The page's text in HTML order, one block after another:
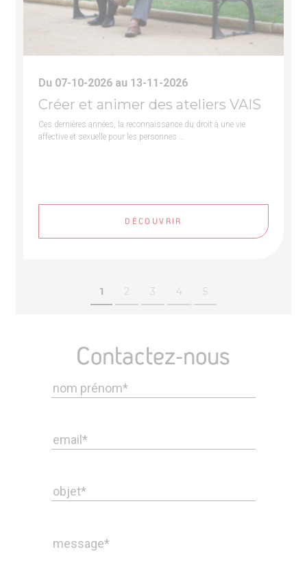
Du 07-10-2026 au 13-11-2026
Créer et animer des ateliers VAIS
Ces dernières années, la reconnaissance du droit à une vie
affective et sexuelle pour les personnes …
DÉCOUVRIR
1 2 3 4 5
Contactez-nous